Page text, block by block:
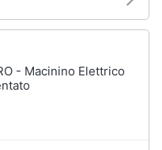
- Macinino Elettrico